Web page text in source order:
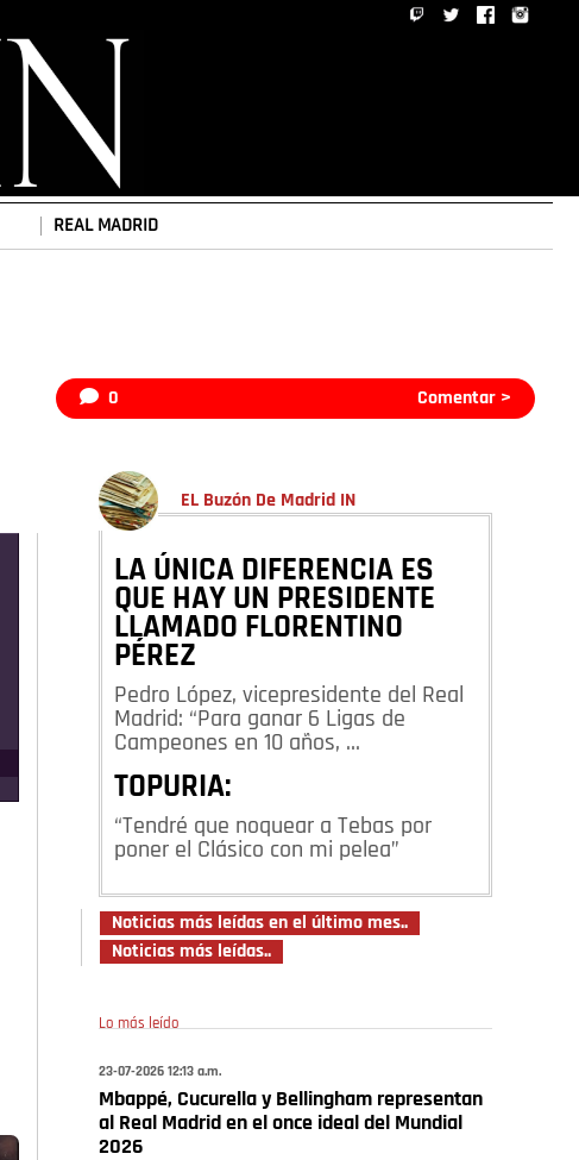
REAL MADRID
0 Comentar >
EL Buzón De Madrid IN
LA ÚNICA DIFERENCIA ES
QUE HAY UN PRESIDENTE
LLAMADO FLORENTINO
PÉREZ
Pedro López, vicepresidente del Real
Madrid: “Para ganar 6 Ligas de
Campeones en 10 años, …
TOPURIA:
“Tendré que noquear a Tebas por
poner el Clásico con mi pelea”
Noticias más leídas en el último mes..
Noticias más leídas..
Lo más leído
23-07-2026 12:13 a.m.
Mbappé, Cucurella y Bellingham representan
al Real Madrid en el once ideal del Mundial
2026